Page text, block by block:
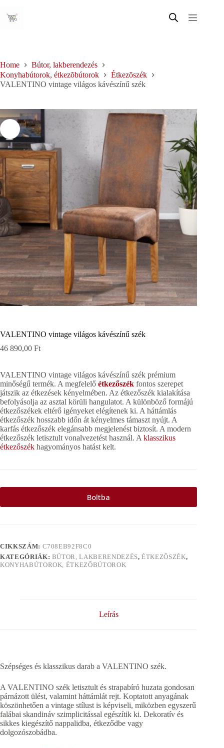
content
Home
Bútor, lakberendezés
Konyhabútorok, étkezõbútorok
Étkezõszék
VALENTINO vintage világos kávészínű szék
VALENTINO vintage világos kávészínű szék
46 890,00 Ft
VALENTINO vintage világos kávészínű szék prémium
minőségű termék. A megfelelő étkezőszék fontos szerepet
játszik az étkezések kényelmében. Az étkezőszék kialakítása
befolyásolja az asztal körüli hangulatot. A különböző formájú
étkezőszékek eltérő igényeket elégítenek ki. A háttámlás
étkezőszék hosszabb időn át kényelmes támaszt nyújt. A
karfás étkezőszék elegánsabb megjelenést biztosít. A modern
étkezőszék letisztult vonalvezetést használ. A klasszikus
étkezőszék hagyományos hatást kelt.
Boltba
CIKKSZÁM: C708EB92F8C0
KATEGÓRIÁK: BÚTOR, LAKBERENDEZÉS,ÉTKEZÕSZÉK,
KONYHABÚTOROK, ÉTKEZÕBÚTOROK
Leírás
Szépséges és klasszikus darab a VALENTINO szék.
A VALENTINO szék letisztult és strapabíró huzata gondosan
párnázott ülést, valamint háttámlát rejt. Koptatott anyagának
köszönhetően a vintage stílust is képviseli, miközben egyszerű
falábai skandináv szimplicitással egészítik ki. Dekoratív és
sikkes kiegészítő nappalidba, étkeződbe vagy
dolgozószobádba.